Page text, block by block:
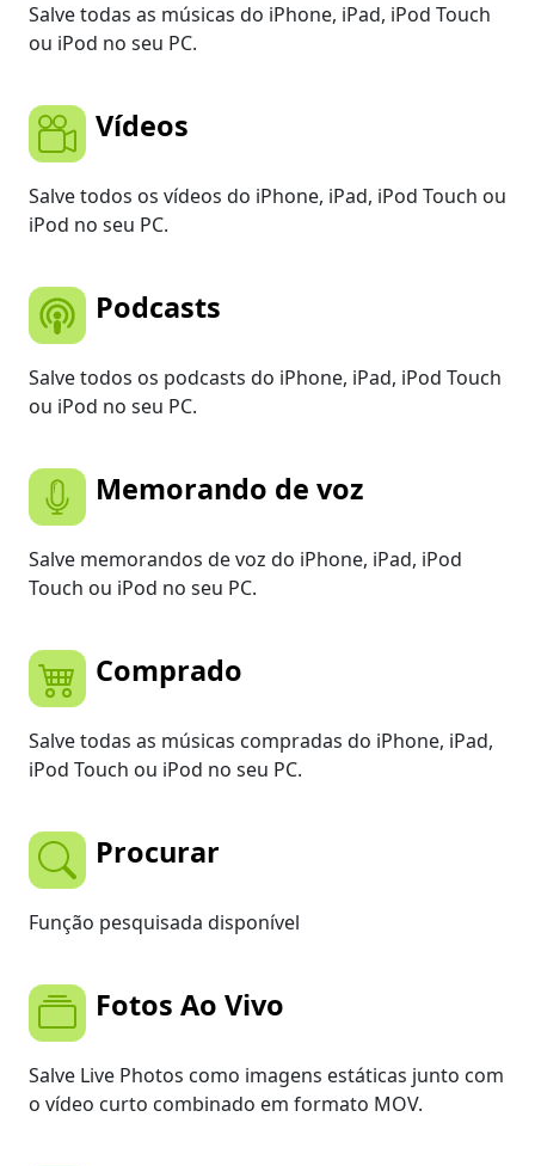
Salve todas as músicas do iPhone, iPad, iPod Touch
ou iPod no seu PC.
Vídeos
Salve todos os vídeos do iPhone, iPad, iPod Touch ou
iPod no seu PC.
Podcasts
Salve todos os podcasts do iPhone, iPad, iPod Touch
ou iPod no seu PC.
Memorando de voz
Salve memorandos de voz do iPhone, iPad, iPod
Touch ou iPod no seu PC.
Comprado
Salve todas as músicas compradas do iPhone, iPad,
iPod Touch ou iPod no seu PC.
Procurar
Função pesquisada disponível
Fotos Ao Vivo
Salve Live Photos como imagens estáticas junto com
o vídeo curto combinado em formato MOV.